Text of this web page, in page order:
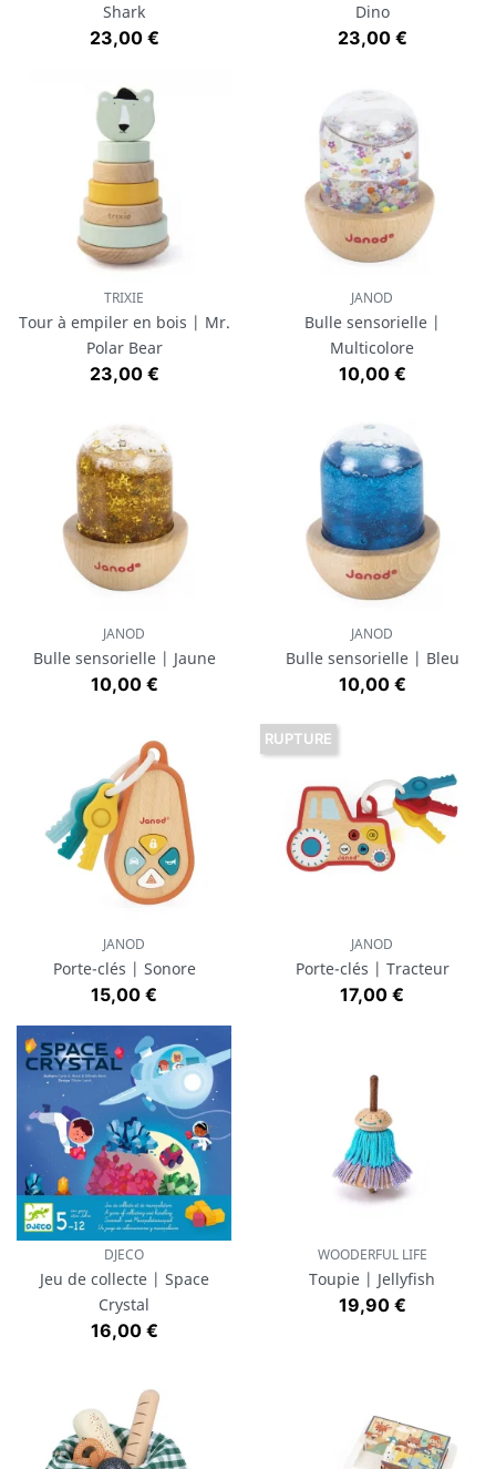
Shark
Prix
23,00 €
Dino
Prix
23,00 €
TRIXIE
Tour à empiler en bois | Mr.
Polar Bear
Prix
23,00 €
JANOD
Bulle sensorielle |
Multicolore
Prix
10,00 €
JANOD
Bulle sensorielle | Jaune
Prix
10,00 €
JANOD
Bulle sensorielle | Bleu
Prix
10,00 €
JANOD
Porte-clés | Sonore
Prix
15,00 €
JANOD
Porte-clés | Tracteur
Prix
17,00 €
RUPTURE
DJECO
Jeu de collecte | Space
Crystal
Prix
16,00 €
WOODERFUL LIFE
Toupie | Jellyfish
Prix
19,90 €